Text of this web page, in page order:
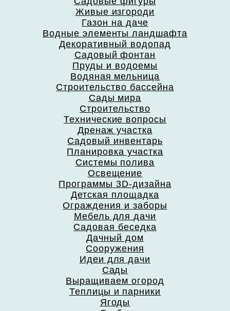
Живые изгороди
Газон на даче
Водные элементы ландшафта
Декоративный водопад
Садовый фонтан
Пруды и водоемы
Водяная мельница
Строительство бассейна
Сады мира
Строительство
Технические вопросы
Дренаж участка
Садовый инвентарь
Планировка участка
Системы полива
Освещение
Программы 3D-дизайна
Детская площадка
Ограждения и заборы
Мебель для дачи
Садовая беседка
Дачный дом
Сооружения
Идеи для дачи
Сады
Выращиваем огород
Теплицы и парники
Ягоды